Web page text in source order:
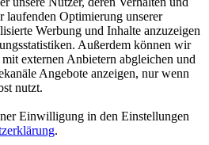
laufenden Optimierung unserer
Werbung und Inhalte anzuzeigen
Außerdem können wir
externen Anbietern abgleichen und
Angebote anzeigen, nur wenn
nutzt.
Einwilligung in den Einstellungen
.